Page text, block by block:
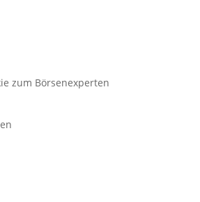
zum Börsenexperten